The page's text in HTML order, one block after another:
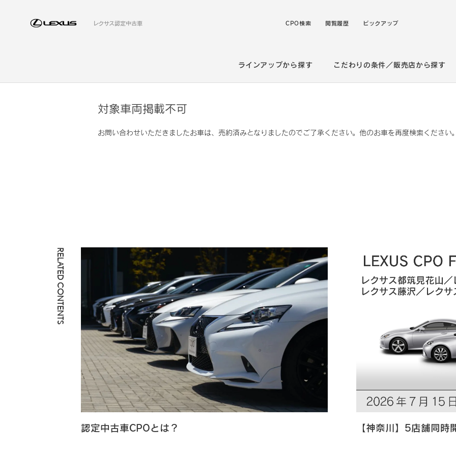
レクサス認定中古車 CPO検索 閲覧履歴 ピックアップ
ラインアップから探す こだわりの条件／販売店から探す
対象車両掲載不可
お問い合わせいただきましたお車は、売約済みとなりましたのでご了承ください。他のお車を再度検索ください
RELATED CONTENTS
認定中古車CPOとは？ 【神奈川】5店舗同時